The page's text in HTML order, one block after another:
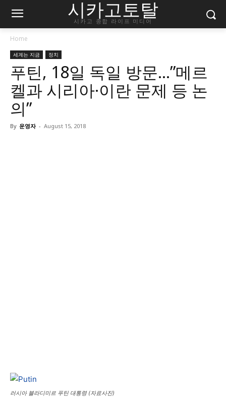
시카고토탈
시카고 종합 라이프 미디어
Home
세계는 지금 정치
푸틴, 18일 독일 방문…”메르
켈과 시리아·이란 문제 등 논
의”
By 운영자 - August 15, 2018
러시아 블라디미르 푸틴 대통령 (자료사진)